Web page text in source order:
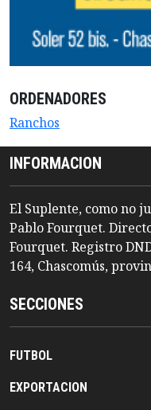
ORDENADORES
Ranchos
INFORMACION
El Suplente, como no
Pablo Fourquet.
Fourquet. Registro
164, Chascomús,
SECCIONES
FUTBOL
EXPORTACION